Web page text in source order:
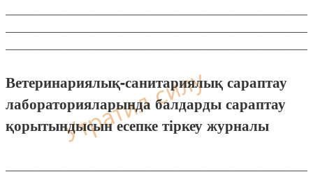
Ветеринариялық-санитариялық сараптау
лабораторияларында балдарды сараптау
қорытындысын есепке тіркеу журналы